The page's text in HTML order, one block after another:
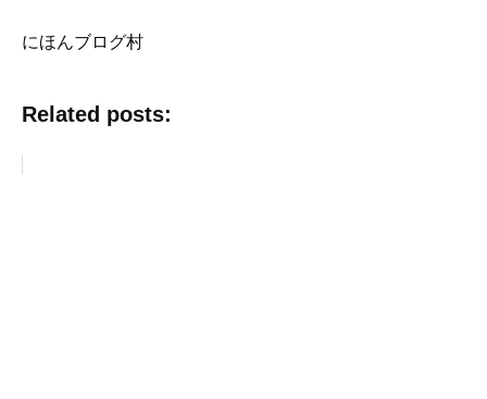
にほんブログ村
Related posts: